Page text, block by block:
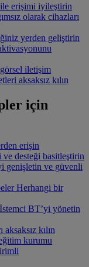
erişimi iyileştirin
olarak cihazları
yerden geliştirin
iletişim
aksaksız kılın
için
erişin
desteği basitleştirin
genişletin ve güvenli
Herhangi bir
İstemci BT’yi yönetin
kılın
kurumu